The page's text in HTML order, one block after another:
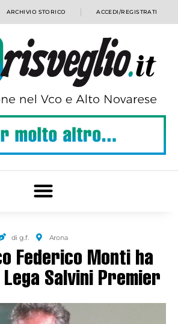
ARCHIVIO STORICO ACCEDI/REGISTRATI
di g.f. Arona
Federico Monti ha
Salvini Premier